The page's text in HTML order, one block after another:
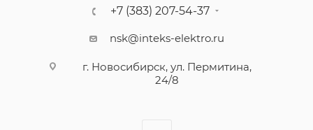
+7 (383) 207-54-37
nsk@inteks-elektro.ru
г. Новосибирск, ул. Пермитина,
24/8